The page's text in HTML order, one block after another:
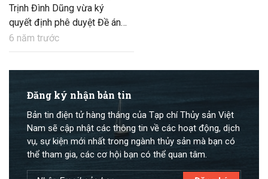
Trịnh Đình Dũng vừa ký
quyết định phê duyệt Đề án
phát triển ngành muối giai
đoạn 2021 – 2030. Mục
xuất khẩu; tạo việc làm, nâng
cao thu nhập, ổn định đời
sống người làm muối.
6 năm trước
Đăng ký nhận bản tin
Bản tin điện tử hàng tháng của Tạp chí Thủy sản Việt
Nam sẽ cập nhật các thông tin về các hoạt động, dịch
vụ, sự kiện mới nhất trong ngành thủy sản mà bạn có
thể tham gia, các cơ hội bạn có thể quan tâm.